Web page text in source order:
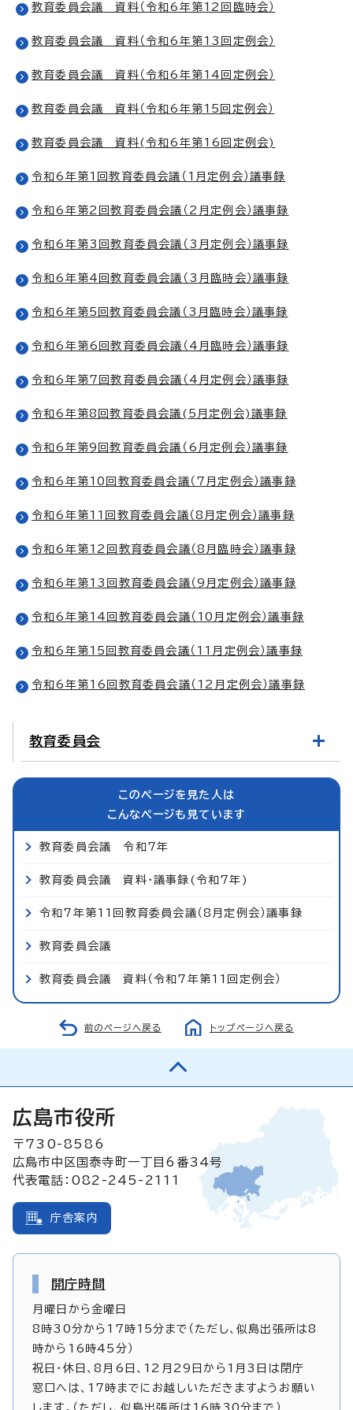
教育委員会議 資料（令和6年第12回臨時会）
教育委員会議 資料（令和6年第13回定例会）
教育委員会議 資料（令和6年第14回定例会）
教育委員会議 資料（令和6年第15回定例会）
教育委員会議 資料(令和6年第16回定例会)
令和6年第1回教育委員会議（1月定例会）議事録
令和6年第2回教育委員会議（2月定例会）議事録
令和6年第3回教育委員会議（3月定例会）議事録
令和6年第4回教育委員会議（3月臨時会）議事録
令和6年第5回教育委員会議（3月臨時会）議事録
令和6年第6回教育委員会議（4月臨時会）議事録
令和6年第7回教育委員会議（4月定例会）議事録
令和6年第8回教育委員会議(5月定例会)議事録
令和6年第9回教育委員会議（6月定例会）議事録
令和6年第10回教育委員会議（7月定例会）議事録
令和6年第11回教育委員会議（8月定例会）議事録
令和6年第12回教育委員会議（8月臨時会）議事録
令和6年第13回教育委員会議（9月定例会）議事録
令和6年第14回教育委員会議（10月定例会）議事録
令和6年第15回教育委員会議（11月定例会）議事録
令和6年第16回教育委員会議（12月定例会）議事録
教育委員会
このページを見た人は
こんなページも見ています
教育委員会議 令和7年
教育委員会議 資料・議事録(令和7年)
令和7年第11回教育委員会議（8月定例会）議事録
教育委員会議
教育委員会議 資料（令和7年第11回定例会）
前のページへ戻る トップページへ戻る
広島市役所
〒730-8586
広島市中区国泰寺町一丁目6番34号
代表電話：082-245-2111
庁舎案内
開庁時間
月曜日から金曜日
8時30分から17時15分まで（ただし、似島出張所は8
時から16時45分）
祝日・休日、8月6日、12月29日から1月3日は閉庁
窓口へは、17時までにお越しいただきますようお願い
します。（ただし、似島出張所は16時30分まで）